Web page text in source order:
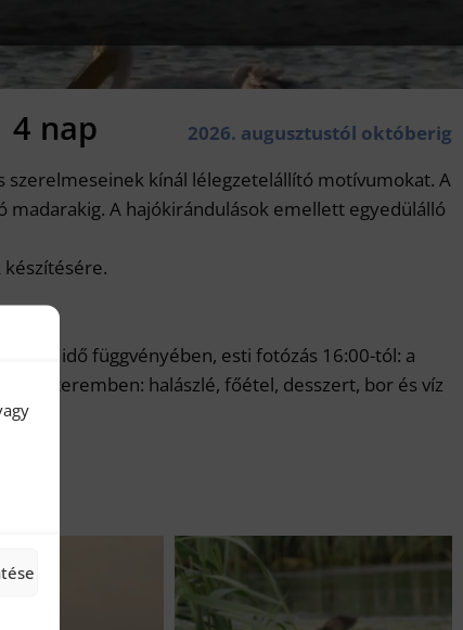
4 nap
2026. augusztustól októberig
szerelmeseinek kínál lélegzetelállító motívumokat. A
A hajókirándulások emellett egyedülálló
idő függvényében, esti fotózás 16:00-tól: a
étteremben: halászlé, főétel, desszert, bor és víz